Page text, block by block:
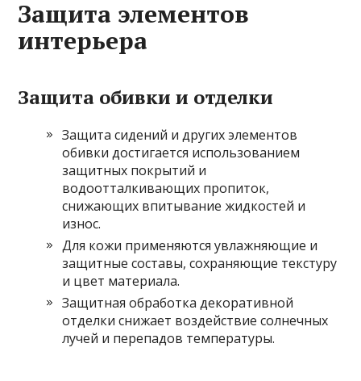
Защита элементов
интерьера
Защита обивки и отделки
Защита сидений и других элементов
обивки достигается использованием
защитных покрытий и
водоотталкивающих пропиток,
снижающих впитывание жидкостей и
износ.
Для кожи применяются увлажняющие и
защитные составы, сохраняющие текстуру
и цвет материала.
Защитная обработка декоративной
отделки снижает воздействие солнечных
лучей и перепадов температуры.